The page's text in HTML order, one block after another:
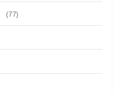
(77)